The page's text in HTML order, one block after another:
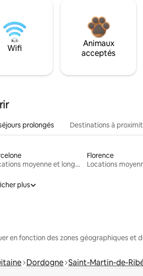
Wifi
Animaux
acceptés
prolongés Destinations à
Locations moyenne et longue durée
Florence
plus
en fonction des zones géographiques et
Dordogne Saint-Martin-de-